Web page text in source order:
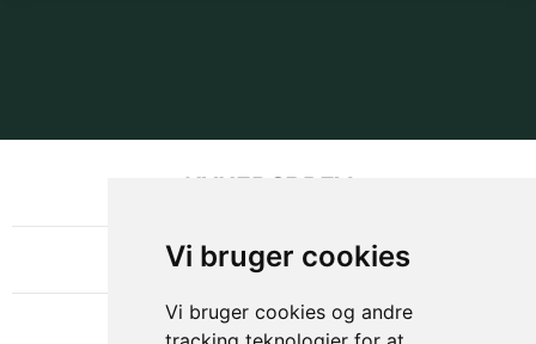
Vi bruger cookies
Vi bruger cookies og andre
NYHEDSBREV
OM GAMECHANGER